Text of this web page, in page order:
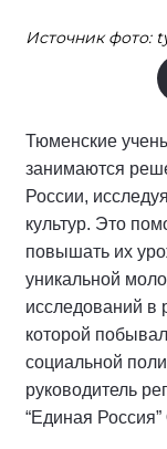
Источник фото:
Тюменские
занимаются
России,
культур. Это
повышать их
уникальной
исследований в
которой
социальной
руководитель
“Единая Россия”